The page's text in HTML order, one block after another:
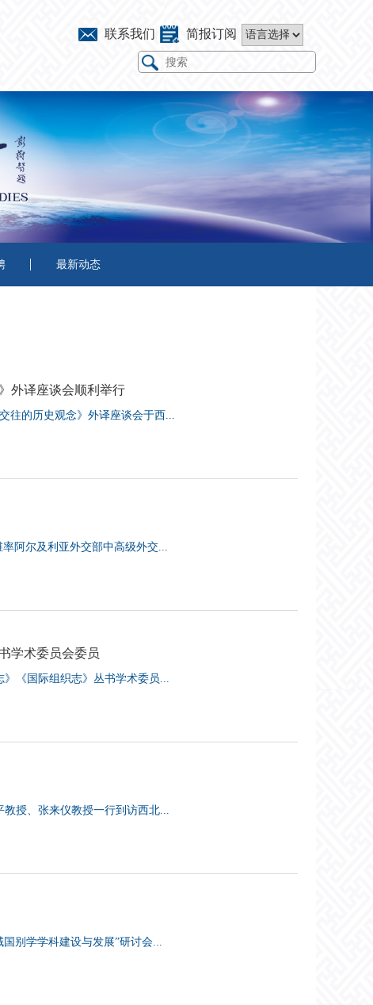
联系我们 简报订阅
最新动态
外译座谈会顺利举行
往的历史观念》外译座谈会于西...
阿尔及利亚外交部中高级外交...
学术委员会委员
《国际组织志》丛书学术委员...
授、张来仪教授一行到访西北...
别学学科建设与发展”研讨会...